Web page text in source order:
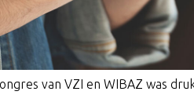
van VZI en WIBAZ was